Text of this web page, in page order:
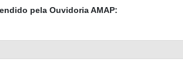
pela Ouvidoria AMAP: